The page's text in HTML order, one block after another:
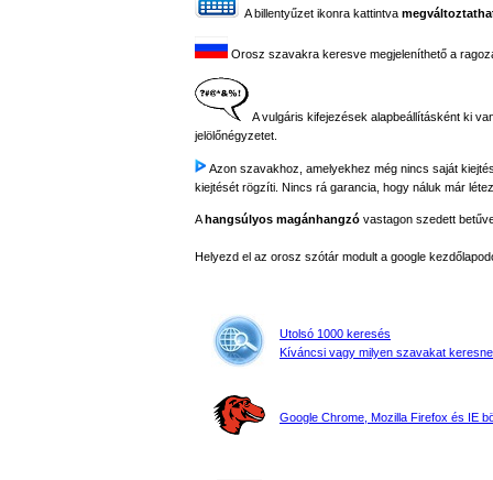
A billentyűzet ikonra kattintva
Orosz szavakra keresve megjeleníthető a
A vulgáris kifejezések alapbeállításként ki
jelölőnégyzetet.
Azon szavakhoz, amelyekhez még nincs saját
kiejtését rögzíti. Nincs rá garancia, hogy náluk már
Ahangsúlyos magánhangzó vastagon szedett
Helyezd el az orosz szótár modult a google
Utolsó 1000 keresés
Kíváncsi vagy milyen szavakat
Google Chrome, Mozilla Firefox és IE